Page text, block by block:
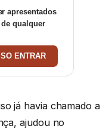
apresentados
qualquer
ENTRAR
já havia chamado a
ajudou no